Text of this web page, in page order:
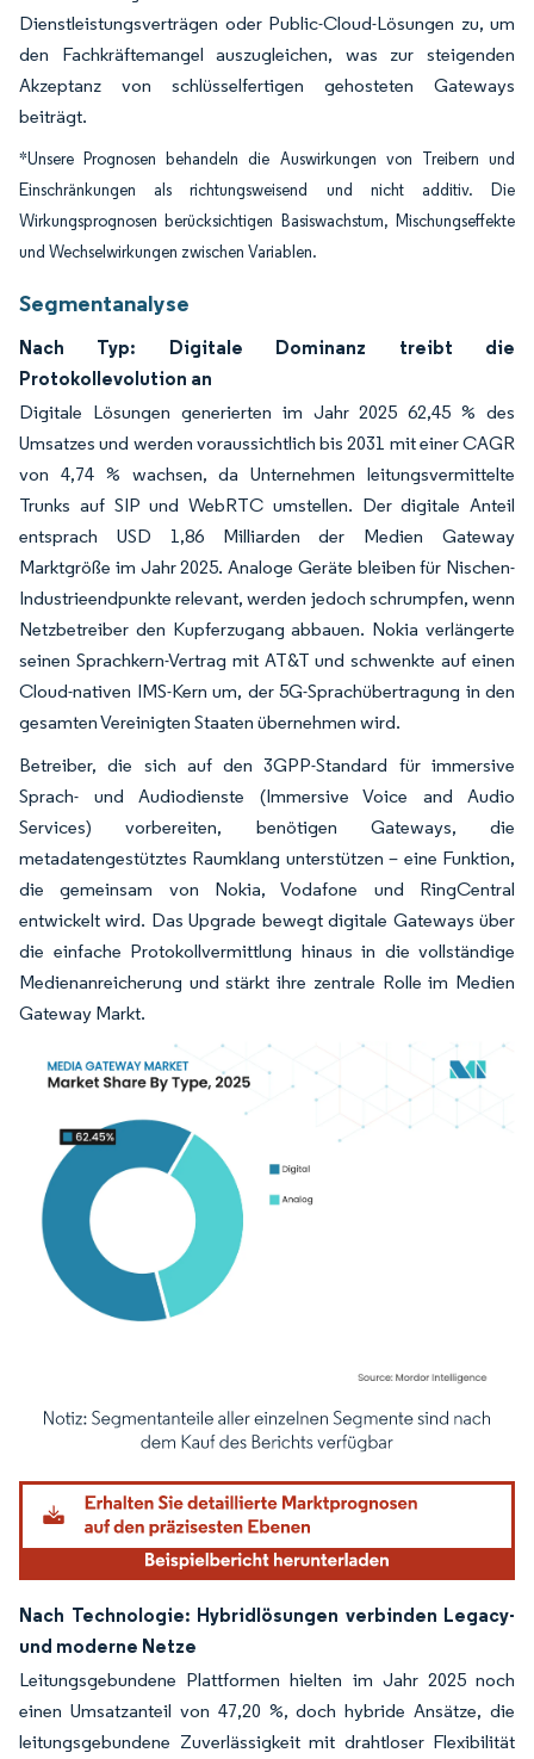
Dienstleistungsverträgen oder Public-Cloud-Lösungen zu, um
den Fachkräftemangel auszugleichen, was zur steigenden
Akzeptanz von schlüsselfertigen gehosteten Gateways
beiträgt.
*Unsere Prognosen behandeln die Auswirkungen von Treibern und
Einschränkungen als richtungsweisend und nicht additiv. Die
Wirkungsprognosen berücksichtigen Basiswachstum, Mischungseffekte
und Wechselwirkungen zwischen Variablen.
Segmentanalyse
Nach Typ: Digitale Dominanz treibt die
Protokollevolution an
Digitale Lösungen generierten im Jahr 2025 62,45 % des
Umsatzes und werden voraussichtlich bis 2031 mit einer CAGR
von 4,74 % wachsen, da Unternehmen leitungsvermittelte
Trunks auf SIP und WebRTC umstellen. Der digitale Anteil
entsprach USD 1,86 Milliarden der Medien Gateway
Marktgröße im Jahr 2025. Analoge Geräte bleiben für Nischen-
Industrieendpunkte relevant, werden jedoch schrumpfen, wenn
Netzbetreiber den Kupferzugang abbauen. Nokia verlängerte
seinen Sprachkern-Vertrag mit AT&T und schwenkte auf einen
Cloud-nativen IMS-Kern um, der 5G-Sprachübertragung in den
gesamten Vereinigten Staaten übernehmen wird.
Betreiber, die sich auf den 3GPP-Standard für immersive
Sprach- und Audiodienste (Immersive Voice and Audio
Services) vorbereiten, benötigen Gateways, die
metadatengestütztes Raumklang unterstützen – eine Funktion,
die gemeinsam von Nokia, Vodafone und RingCentral
entwickelt wird. Das Upgrade bewegt digitale Gateways über
die einfache Protokollvermittlung hinaus in die vollständige
Medienanreicherung und stärkt ihre zentrale Rolle im Medien
Gateway Markt.
Bild © Mordor Intelligence. Wiederverwendung erfordert Namensnennung
Nach Technologie: Hybridlösungen verbinden Legacy-
und moderne Netze
Leitungsgebundene Plattformen hielten im Jahr 2025 noch
einen Umsatzanteil von 47,20 %, doch hybride Ansätze, die
leitungsgebundene Zuverlässigkeit mit drahtloser Flexibilität